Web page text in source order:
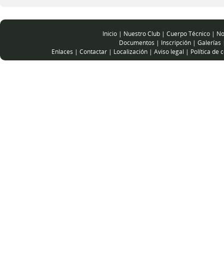
Inicio | Nuestro Club | Cuerpo Técnico |
Documentos | Inscripción | Galerías
Enlaces | Contactar | Localización | Aviso legal | Política de